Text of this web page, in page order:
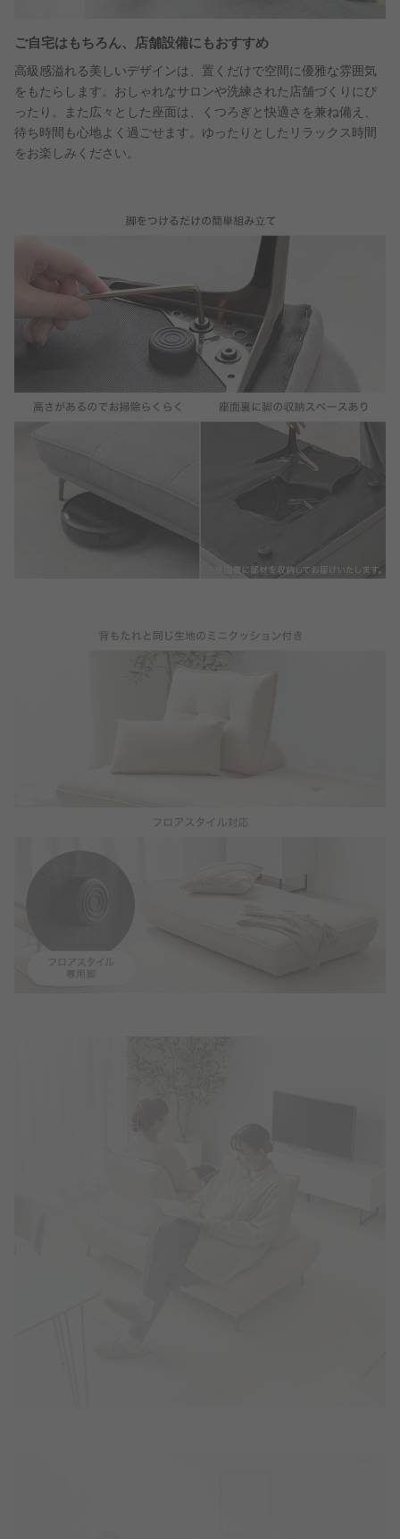
ご自宅はもちろん、店舗設備にもおすすめ
高級感溢れる美しいデザインは、置くだけで空間に優雅な雰囲気
をもたらします。おしゃれなサロンや洗練された店舗づくりにぴ
ったり。また広々とした座面は、くつろぎと快適さを兼ね備え、
待ち時間も心地よく過ごせます。ゆったりとしたリラックス時間
をお楽しみください。